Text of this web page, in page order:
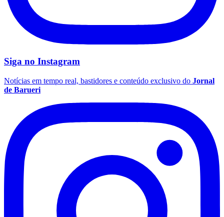
Siga no Instagram
Notícias em tempo real, bastidores e conteúdo exclusivo do Jornal
de Barueri